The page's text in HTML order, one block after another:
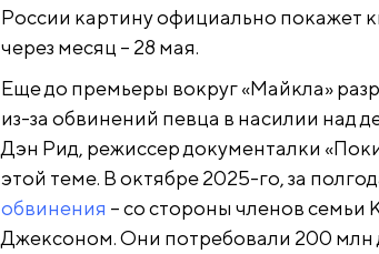
России картину официально покажет
через месяц – 28 мая.
Еще до премьеры вокруг «Майкла»
из-за обвинений певца в насилии над
Дэн Рид, режиссер документалки
этой теме. В октябре 2025-го, за
обвинения – со стороны членов
Джексоном. Они потребовали 200 млн